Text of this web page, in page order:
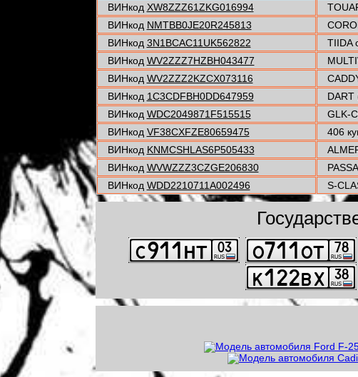
ВИНкод XW8ZZZ61ZKG016994
ВИНкод NMTBB0JE20R245813
ВИНкод 3N1BCAC11UK562822 TIIDA
ВИНкод WV2ZZZ7HZBH043477
ВИНкод WV2ZZZ2KZCX073116
ВИНкод 1C3CDFBH0DD647959 DART
ВИНкод WDC2049871F515515 GLK-
ВИНкод VF38CXFZE80659475 406
ВИНкод KNMCSHLAS6P505433
ВИНкод WVWZZZ3CZGE206830
ВИНкод WDD2210711A002496 S-